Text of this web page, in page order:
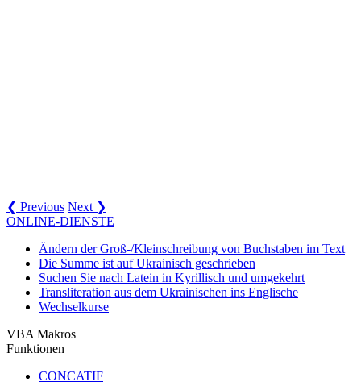
❮ Previous Next ❯
ONLINE-DIENSTE
Ändern der Groß-/Kleinschreibung von Buchstaben im Text
Die Summe ist auf Ukrainisch geschrieben
Suchen Sie nach Latein in Kyrillisch und umgekehrt
Transliteration aus dem Ukrainischen ins Englische
Wechselkurse
VBA Makros
Funktionen
CONCATIF